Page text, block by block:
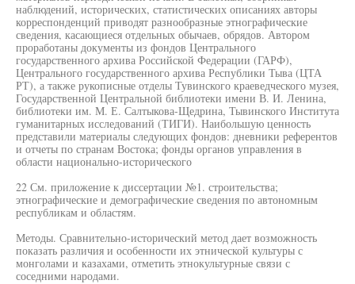
наблюдений, исторических, статистических описаниях авторы
корреспонденций приводят разнообразные этнографические
сведения, касающиеся отдельных обычаев, обрядов. Автором
проработаны документы из фондов Центрального
государственного архива Российской Федерации (ГАРФ),
Центрального государственного архива Республики Тыва (ЦТА
РТ), а также рукописные отделы Тувинского краеведческого музея,
Государственной Центральной библиотеки имени В. И. Ленина,
библиотеки им. М. Е. Салтыкова-Щедрина, Тывинского Института
гуманитарных исследований (ТИГИ). Наибольшую ценность
представили материалы следующих фондов: дневники референтов
и отчеты по странам Востока; фонды органов управления в
области национально-исторического
22 См. приложение к диссертации №1. строительства;
этнографические и демографические сведения по автономным
республикам и областям.
Методы. Сравнительно-исторический метод дает возможность
показать различия и особенности их этнической культуры с
монголами и казахами, отметить этнокультурные связи с
соседними народами.